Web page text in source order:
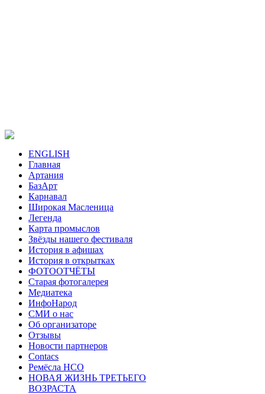
ENGLISH
Главная
Артания
БазАрт
Карнавал
Широкая Масленица
Легенда
Карта промыслов
Звёзды нашего фестиваля
История в афишах
История в открытках
ФОТООТЧЁТЫ
Старая фотогалерея
Медиатека
ИнфоНарод
СМИ о нас
Об организаторе
Отзывы
Новости партнеров
Contacs
Ремёсла НСО
НОВАЯ ЖИЗНЬ ТРЕТЬЕГО
ВОЗРАСТА